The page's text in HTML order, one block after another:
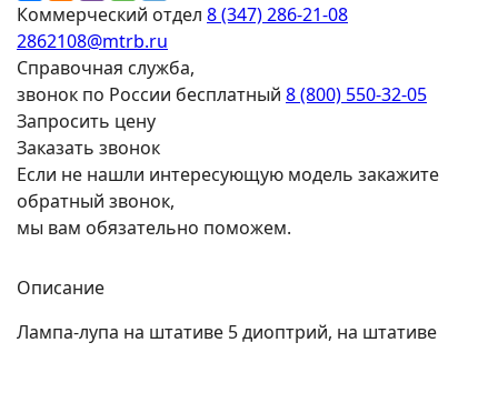
Коммерческий отдел 8 (347) 286-21-08
2862108@mtrb.ru
Справочная служба,
звонок по России бесплатный 8 (800) 550-32-05
Запросить цену
Заказать звонок
Если не нашли интересующую модель закажите
обратный звонок,
мы вам обязательно поможем.
Описание
Лампа-лупа на штативе 5 диоптрий, на штативе